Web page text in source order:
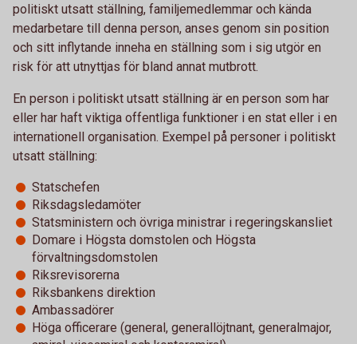
politiskt utsatt ställning, familjemedlemmar och kända
medarbetare till denna person, anses genom sin position
och sitt inflytande inneha en ställning som i sig utgör en
risk för att utnyttjas för bland annat mutbrott.
En person i politiskt utsatt ställning är en person som har
eller har haft viktiga offentliga funktioner i en stat eller i en
internationell organisation. Exempel på personer i politiskt
utsatt ställning:
Statschefen
Riksdagsledamöter
Statsministern och övriga ministrar i regeringskansliet
Domare i Högsta domstolen och Högsta
förvaltningsdomstolen
Riksrevisorerna
Riksbankens direktion
Ambassadörer
Höga officerare (general, generallöjtnant, generalmajor,